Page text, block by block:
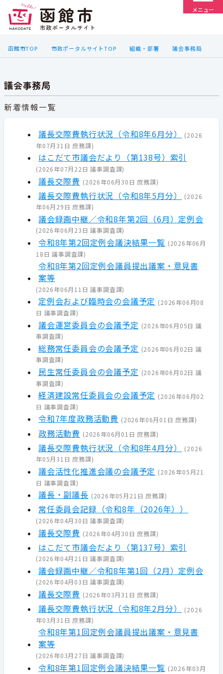
メニュー
函館市TOP 市政ポータルサイトTOP 組織・部署 議会事務局
議会事務局
新着情報一覧
議長交際費執行状況（令和8年6月分） (2026
年07月31日 庶務課)
はこだて市議会だより（第138号）索引
(2026年07月22日 議事調査課)
議長交際費 (2026年06月30日 庶務課)
議長交際費執行状況（令和8年5月分） (2026
年06月29日 庶務課)
議会録画中継／令和8年第2回（6月）定例会
(2026年06月23日 議事調査課)
令和8年第2回定例会議決結果一覧 (2026年06月
18日 議事調査課)
令和8年第2回定例会議員提出議案・意見書
案等
(2026年06月11日 議事調査課)
定例会および臨時会の会議予定 (2026年06月08
日 議事調査課)
議会運営委員会の会議予定 (2026年06月05日 議
事調査課)
総務常任委員会の会議予定 (2026年06月02日 議
事調査課)
民生常任委員会の会議予定 (2026年06月02日 議
事調査課)
経済建設常任委員会の会議予定 (2026年06月02
日 議事調査課)
令和7年度政務活動費 (2026年06月01日 庶務課)
政務活動費 (2026年06月01日 庶務課)
議長交際費執行状況（令和8年4月分） (2026
年05月31日 庶務課)
議会活性化推進会議の会議予定 (2026年05月21
日 議事調査課)
議長・副議長 (2026年05月21日 庶務課)
常任委員会記録（令和8年（2026年））
(2026年04月30日 議事調査課)
議長交際費 (2026年04月30日 庶務課)
はこだて市議会だより（第137号）索引
(2026年04月21日 議事調査課)
議会録画中継／令和8年第1回（2月）定例会
(2026年04月03日 議事調査課)
議長交際費 (2026年03月31日 庶務課)
議長交際費執行状況（令和8年2月分） (2026
年03月31日 庶務課)
令和8年第1回定例会議員提出議案・意見書
案等
(2026年03月27日 議事調査課)
令和8年第1回定例会議決結果一覧 (2026年03月